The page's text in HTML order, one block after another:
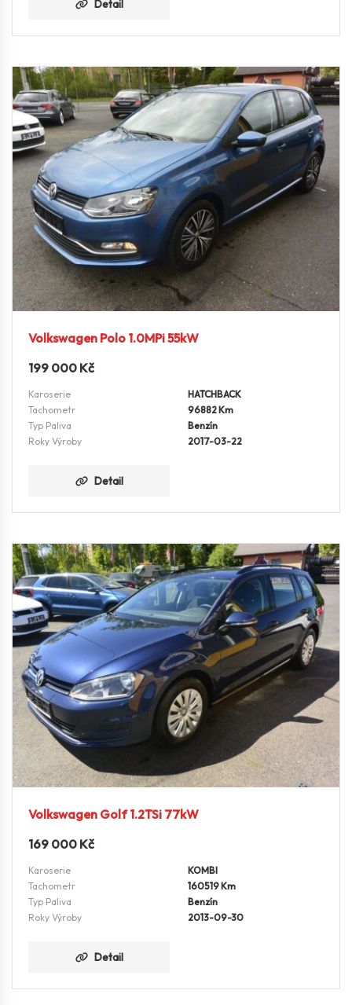
Detail
Volkswagen Polo 1.0MPi 55kW
199 000 Kč
Karoserie
HATCHBACK
Tachometr
96882 Km
Typ Paliva
Benzín
Roky Výroby
2017-03-22
Detail
Volkswagen Golf 1.2TSi 77kW
169 000 Kč
Karoserie
KOMBI
Tachometr
160519 Km
Typ Paliva
Benzín
Roky Výroby
2013-09-30
Detail